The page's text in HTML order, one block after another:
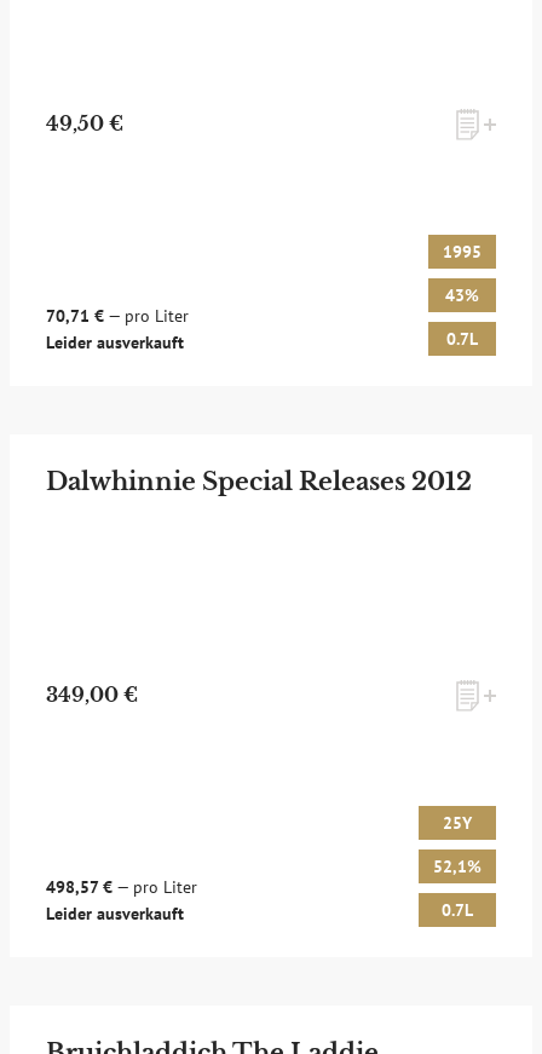
49,50 €
70,71 € — pro Liter
Leider ausverkauft
1995
43%
0.7L
Dalwhinnie Special Releases 2012
349,00 €
498,57 € — pro Liter
Leider ausverkauft
25Y
52,1%
0.7L